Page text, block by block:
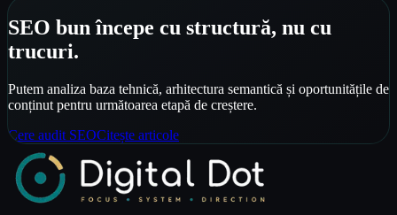
SEO bun începe cu structură, nu cu
trucuri.
Putem analiza baza tehnică, arhitectura semantică și oportunitățile de
conținut pentru următoarea etapă de creștere.
Cere audit SEOCitește articole